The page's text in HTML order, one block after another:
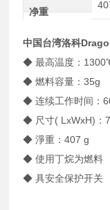
净重
中国台湾洛科
◆ 最高温度：
◆ 燃料容量：35g
◆ 连续工作时间：
◆ 尺寸( LxWxH)：
◆ 淨重：407 g
◆ 使用丁烷为燃料
◆ 具安全保护开关